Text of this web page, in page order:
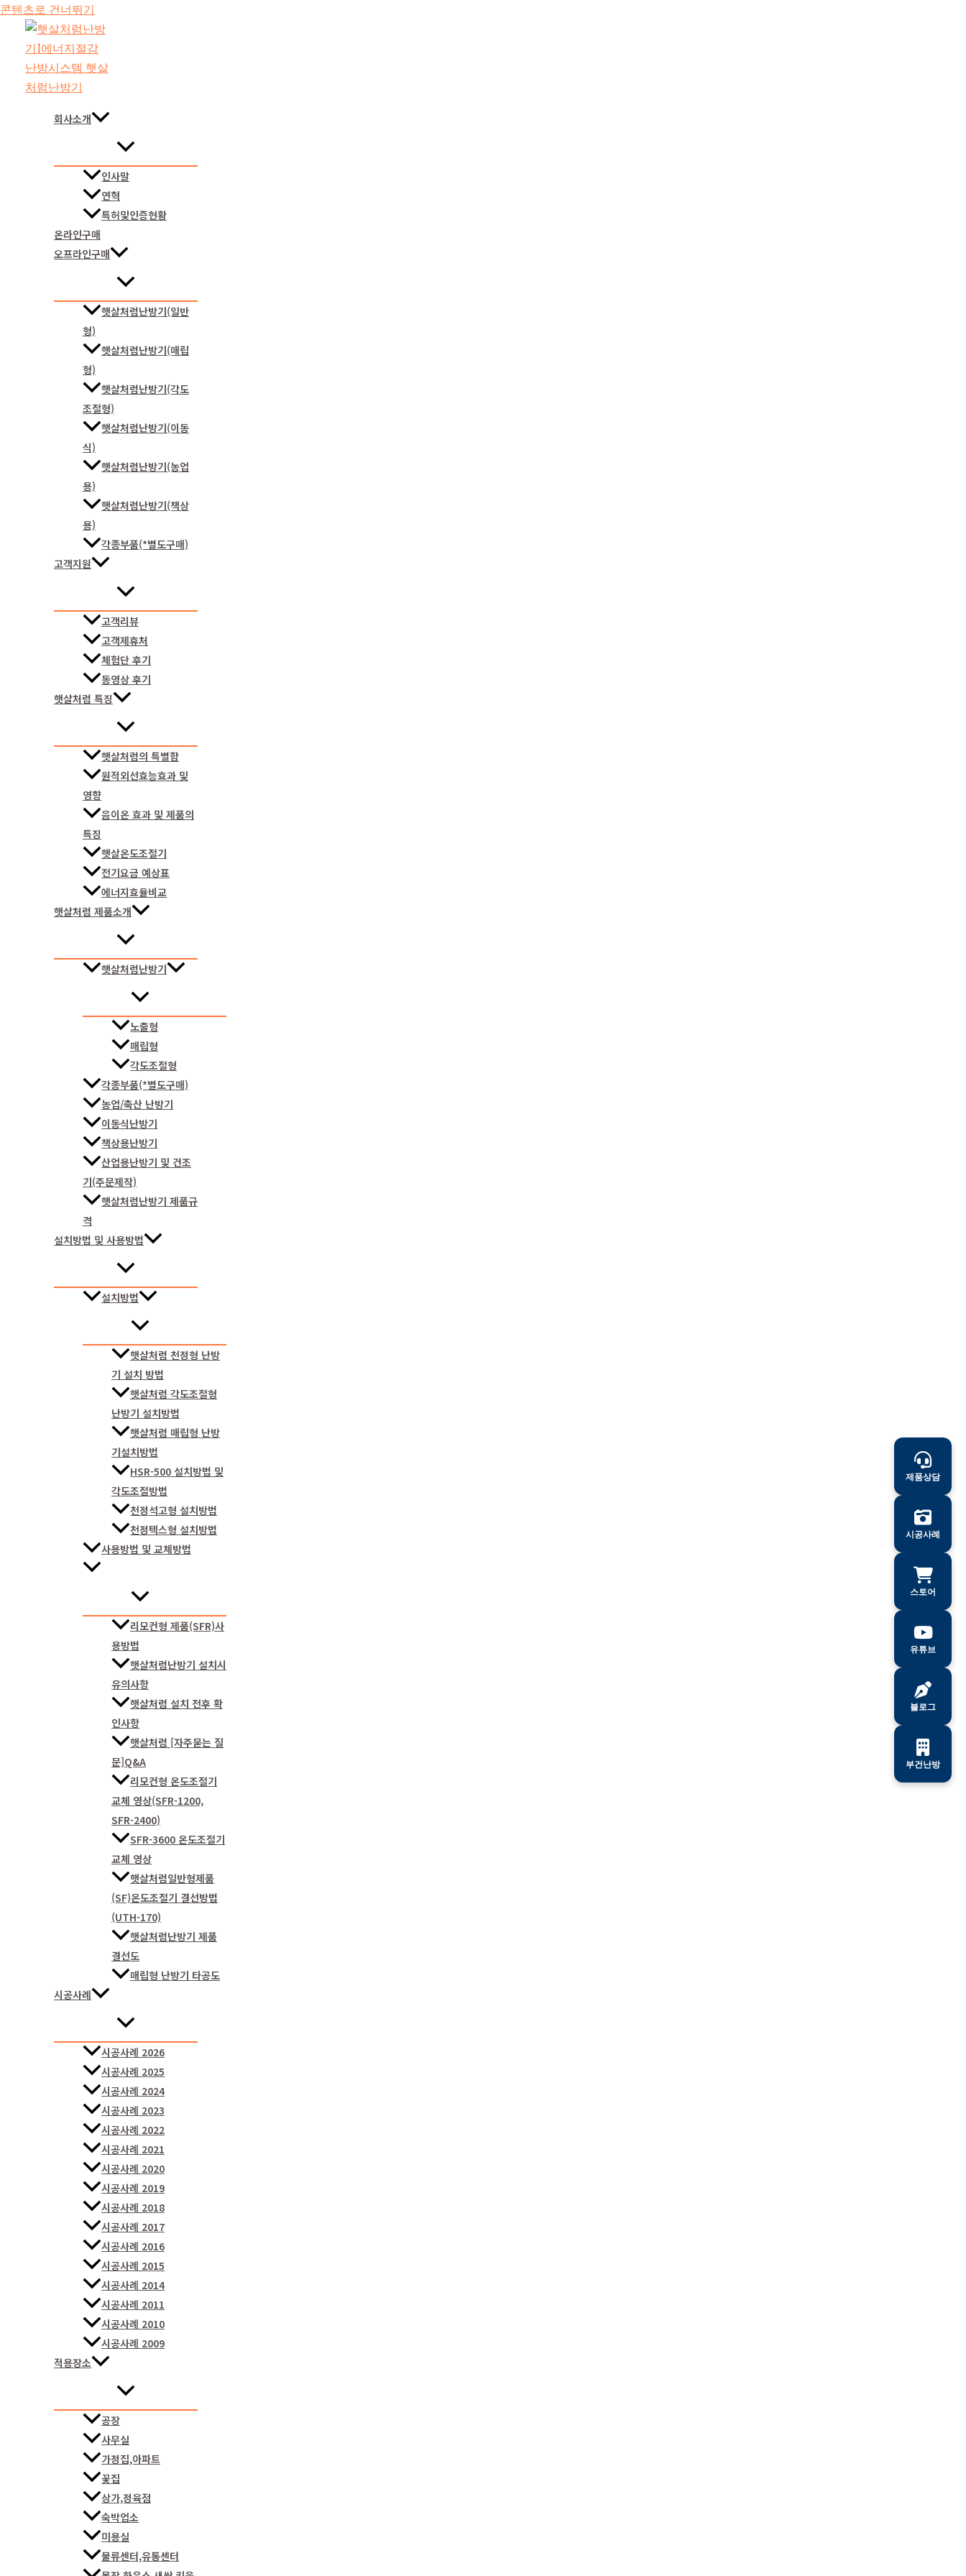
제품상담
시공사례
스토어
유튜브
블로그
부건난방
콘텐츠로 건너뛰기
회사소개
인사말
연혁
특허및인증현황
온라인구매
오프라인구매
햇살처럼난방기(일반
형)
햇살처럼난방기(매립
형)
햇살처럼난방기(각도
조절형)
햇살처럼난방기(이동
식)
햇살처럼난방기(농업
용)
햇살처럼난방기(책상
용)
각종부품(*별도구매)
고객지원
고객리뷰
고객제휴처
체험단 후기
동영상 후기
햇살처럼 특징
햇살처럼의 특별함
원적외선효능효과 및
영향
음이온 효과 및 제품의
특징
햇살온도조절기
전기요금 예상표
에너지효율비교
햇살처럼 제품소개
햇살처럼난방기
노출형
매립형
각도조절형
각종부품(*별도구매)
농업/축산 난방기
이동식난방기
책상용난방기
산업용난방기 및 건조
기(주문제작)
햇살처럼난방기 제품규
격
설치방법 및 사용방법
설치방법
햇살처럼 천정형 난방
기 설치 방법
햇살처럼 각도조절형
난방기 설치방법
햇살처럼 매립형 난방
기설치방법
HSR-500 설치방법 및
각도조절방법
천정석고형 설치방법
천정텍스형 설치방법
사용방법 및 교체방법
리모컨형 제품(SFR)사
용방법
햇살처럼난방기 설치시
유의사항
햇살처럼 설치 전후 확
인사항
햇살처럼 [자주묻는 질
문]Q&A
리모컨형 온도조절기
교체 영상(SFR-1200,
SFR-2400)
SFR-3600 온도조절기
교체 영상
햇살처럼일반형제품
(SF)온도조절기 결선방법
(UTH-170)
햇살처럼난방기 제품
결선도
매립형 난방기 타공도
시공사례
시공사례 2026
시공사례 2025
시공사례 2024
시공사례 2023
시공사례 2022
시공사례 2021
시공사례 2020
시공사례 2019
시공사례 2018
시공사례 2017
시공사례 2016
시공사례 2015
시공사례 2014
시공사례 2011
시공사례 2010
시공사례 2009
적용장소
공장
사무실
가정집,아파트
꽃집
상가,정육점
숙박업소
미용실
물류센터,유통센터